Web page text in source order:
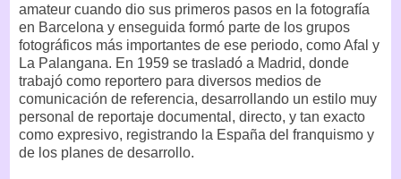
amateur cuando dio sus primeros pasos en la fotografía
en Barcelona y enseguida formó parte de los grupos
fotográficos más importantes de ese periodo, como Afal y
La Palangana. En 1959 se trasladó a Madrid, donde
trabajó como reportero para diversos medios de
comunicación de referencia, desarrollando un estilo muy
personal de reportaje documental, directo, y tan exacto
como expresivo, registrando la España del franquismo y
de los planes de desarrollo.